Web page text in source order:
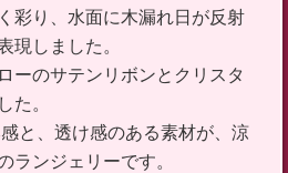
彩り、水面に木漏れ日が反射
現しました。
ーのサテンリボンとクリスタ
た。
と、透け感のある素材が、涼
ランジェリーです。